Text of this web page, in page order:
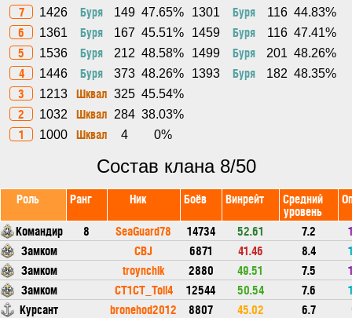
7 1426 Буря 149 47.65% 1301 Буря 116 44.83%
6 1361 Буря 167 45.51% 1459 Буря 116 47.41%
5 1536 Буря 212 48.58% 1499 Буря 201 48.26%
4 1446 Буря 373 48.26% 1393 Буря 182 48.35%
3 1213 Шквал 325 45.54%
2 1032 Шквал 284 38.03%
1 1000 Шквал 4 0%
Состав клана 8/50
Роль Ранг Ник Боёв Винрейт Средний
уровень
Командир
8 SeaGuard78 14734 52.61 7.2
Замком
CBJ 6871 41.46 8.4
Замком
troynchik 2880 49.51 7.5
Замком
CT1CT_Toli4 12544 50.54 7.6
Курсант
bronehod2012 8807 45.02 6.7